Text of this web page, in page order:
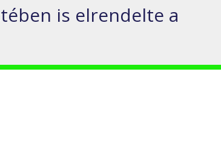
is elrendelte a